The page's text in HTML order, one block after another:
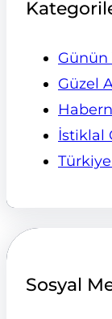
Günün
Güzel
İstiklal
Sosyal